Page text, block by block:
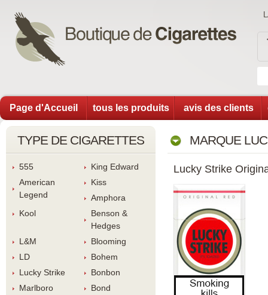
Page d'Accueil tous les produit avis des client
TYPE DE CIGARETTES
555
King Edward
American
Legend
Ki
Amphora
Kool
Benson &
Hedge
L&M
Blooming
LD
Bohem
Lucky Strike
Bonbon
Marlboro
Bond
MARQUE
Lucky Strike